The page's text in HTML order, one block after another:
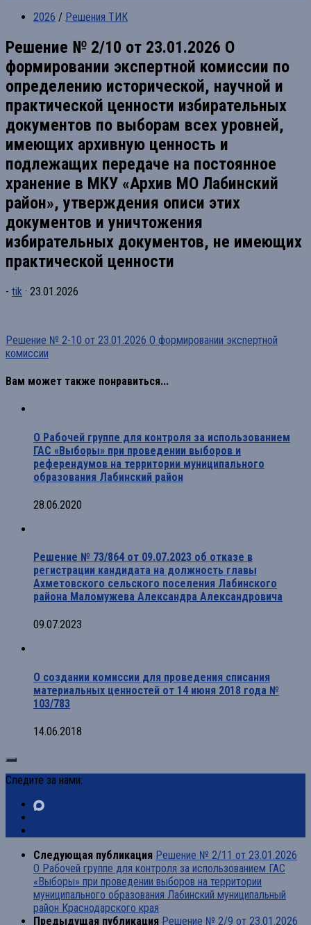
2026 / Решения ТИК
Решение № 2/10 от 23.01.2026 О
формировании экспертной комиссии по
определению исторической, научной и
практической ценности избирательных
документов по выборам всех уровней,
имеющих архивную ценность и
подлежащих передаче на постоянное
хранение в МКУ «Архив МО Лабинский
район», утверждения описи этих
документов и уничтожения
избирательных документов, не имеющих
практической ценности
- tik · 23.01.2026
Решение № 2-10 от 23.01.2026 О формировании экспертной
комиссии
Вам может также понравиться...
О Рабочей группе для контроля за использованием
ГАС «Выборы» при проведении выборов и
референдумов на территории муниципального
образования Лабинский район
28.06.2020
Решение № 73/864 от 09.07.2023 об отказе в
регистрации кандидата на должность главы
Ахметовского сельского поселения Лабинского
района Маломужева Александра Александровича
09.07.2023
О создании комиссии для проведения списания
материальных ценностей от 14 июня 2018 года №
103/783
14.06.2018
Следите за нами:
Следующая публикация Решение № 2/11 от 23.01.2026
О Рабочей группе для контроля за использованием ГАС
«Выборы» при проведении выборов на территории
муниципального образования Лабинский муниципальный
район Краснодарского края
Предыдущая публикация Решение № 2/9 от 23.01.2026